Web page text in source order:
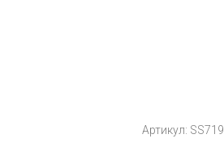
Артикул: SS719